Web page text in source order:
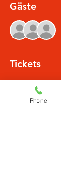
Gäste
Tickets
Verkauf beendet
Phone